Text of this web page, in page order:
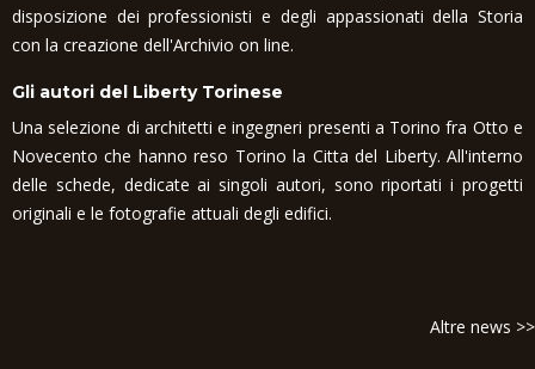
disposizione dei professionisti e degli appassionati della Storia
con la creazione dell'Archivio on line.
Gli autori del Liberty Torinese
Una selezione di architetti e ingegneri presenti a Torino fra Otto e
Novecento che hanno reso Torino la Citta del Liberty. All'interno
delle schede, dedicate ai singoli autori, sono riportati i progetti
originali e le fotografie attuali degli edifici.
Altre news >>